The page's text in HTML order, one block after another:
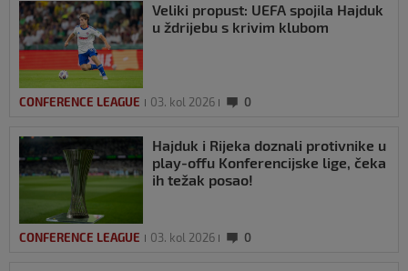
Veliki propust: UEFA spojila Hajduk
u ždrijebu s krivim klubom
CONFERENCE LEAGUE 03. kol 2026 0
Hajduk i Rijeka doznali protivnike u
play-offu Konferencijske lige, čeka
ih težak posao!
CONFERENCE LEAGUE 03. kol 2026 0